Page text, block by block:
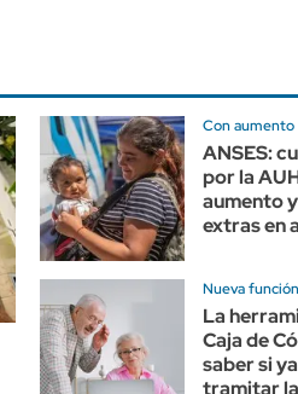
Con aumento
ANSES:
por la
aumento
extras en
Nueva función
La
Caja de
saber si
tramitar